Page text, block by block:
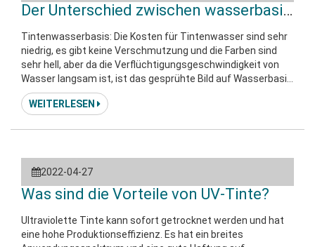
Der Unterschied zwischen
Tintenwasserbasis: Die Kosten für Tintenwasser sind sehr
niedrig, es gibt keine Verschmutzung und die Farben sind
sehr hell, aber da die Verflüchtigungsgeschwindigkeit von
Wasser langsam ist, ist das gesprühte Bild auf Wasserbasis
nicht leicht zu trocknen und vom Medium absorbiert.
Lösemittelbasierte Tinte: Eco-Solvent-Tinte ist eine Art
WEITERLESEN
2022-04-27
Was sind die Vorteile von UV-Tinte?
Ultraviolette Tinte kann sofort getrocknet werden und hat
eine hohe Produktionseffizienz. Es hat ein breites